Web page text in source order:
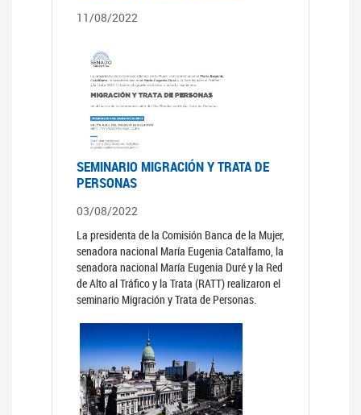
11/08/2022
SEMINARIO MIGRACIÓN Y TRATA DE
PERSONAS
03/08/2022
La presidenta de la Comisión Banca de la Mujer,
senadora nacional María Eugenia Catalfamo, la
senadora nacional María Eugenia Duré y la Red
de Alto al Tráfico y la Trata (RATT) realizaron el
seminario Migración y Trata de Personas.